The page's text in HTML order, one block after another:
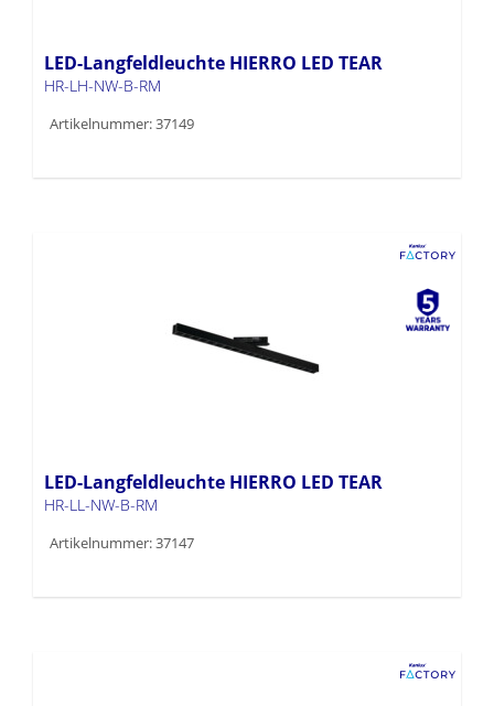
LED-Langfeldleuchte HIERRO LED TEAR
HR-LH-NW-B-RM
Artikelnummer: 37149
LED-Langfeldleuchte HIERRO LED TEAR
HR-LL-NW-B-RM
Artikelnummer: 37147